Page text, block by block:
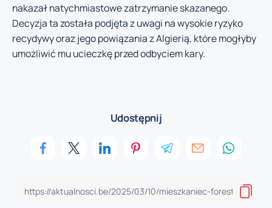
nakazał natychmiastowe zatrzymanie skazanego.
Decyzja ta została podjęta z uwagi na wysokie ryzyko
recydywy oraz jego powiązania z Algierią, które mogłyby
umożliwić mu ucieczkę przed odbyciem kary.
Udostępnij